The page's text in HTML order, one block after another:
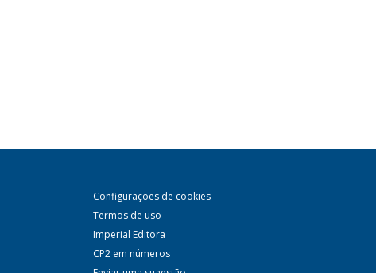
Configurações de cookies
Termos de uso
Imperial Editora
CP2 em números